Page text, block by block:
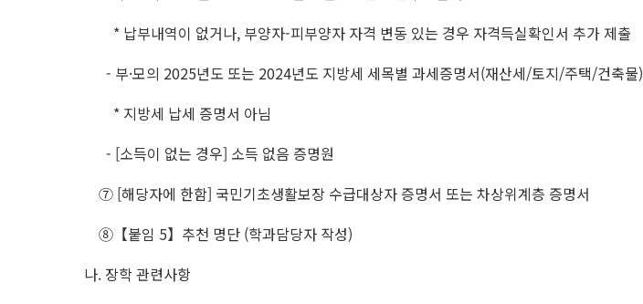
* 납부내역이 없거나, 부양자-피부양자 자격 변동 있는 경우 자격득실확인서 추가 제출
- 부·모의 2025년도 또는 2024년도 지방세 세목별 과세증명서(재산세/토지/주택/건축물)
* 지방세 납세 증명서 아님
- [소득이 없는 경우] 소득 없음 증명원
⑦ [해당자에 한함] 국민기초생활보장 수급대상자 증명서 또는 차상위계층 증명서
⑧【붙임 5】추천 명단 (학과담당자 작성)
나. 장학 관련사항